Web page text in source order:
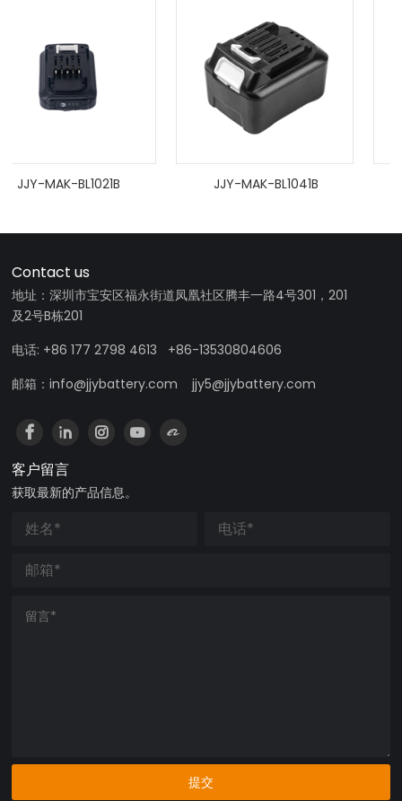
JJY-MAK-BL1021B JJY-MAK-BL1041B
Contact us
地址：深圳市宝安区福永街道凤凰社区腾丰一路4号301，201
及2号B栋201
电话: +86 177 2798 4613 +86-13530804606
邮箱：info@jjybattery.com jjy5@jjybattery.com
客户留言
获取最新的产品信息。
提交